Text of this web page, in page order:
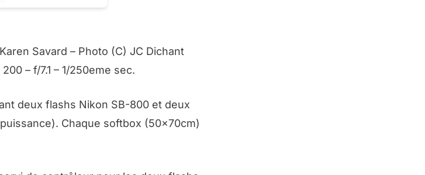
Savard – Photo (C) JC Dichant
– f/7.1 – 1/250eme sec.
deux flashs Nikon SB-800 et deux
). Chaque softbox (50x70cm)